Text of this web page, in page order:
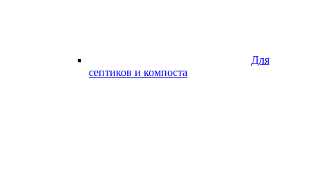
Для
септиков и компоста